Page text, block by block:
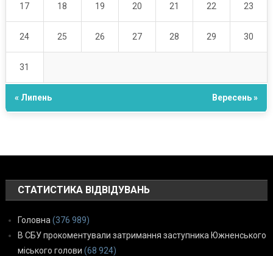
17 18 19 20 21 22 23
24 25 26 27 28 29 30
31
« Липень Вересень »
СТАТИСТИКА ВІДВІДУВАНЬ
Головна (376 989)
В СБУ прокоментували затримання заступника Южненського
міського голови (68 924)